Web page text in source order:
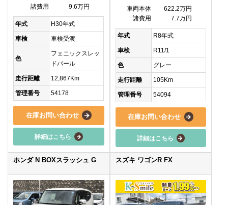
諸費用
9.6万円
年式 H30年式
車検 車検受渡
色
フェニックスレッ
ドパール
走行距離 12,867Km
管理番号 54178
在庫お問い合わせ
詳細はこちら
車両本体
622.2万円
諸費用
7.7万円
年式 R8年式
車検 R11/1
色 グレー
走行距離 105Km
管理番号 54094
在庫お問い合わせ
詳細はこちら
ホンダ N BOXスラッシュ G スズキ ワゴンR FX